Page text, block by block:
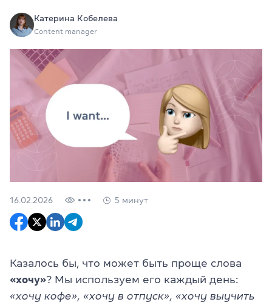
Катерина Кобелева
Content manager
16.02.2026 5 минут
Казалось бы, что может быть проще слова
«хочу»? Мы используем его каждый день:
«хочу кофе», «хочу в отпуск», «хочу выучить